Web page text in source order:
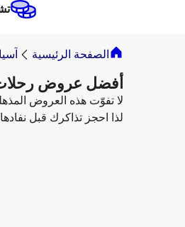
الصفحة الرئيسية آسيا
أفضل عروض رحلات
لا تفوّت هذه العروض
لذا احجز تذاكرك قبل